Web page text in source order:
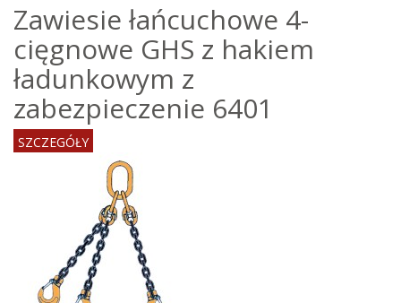
Zawiesie łańcuchowe 4-
cięgnowe GHS z hakiem
ładunkowym z
zabezpieczenie 6401
SZCZEGÓŁY